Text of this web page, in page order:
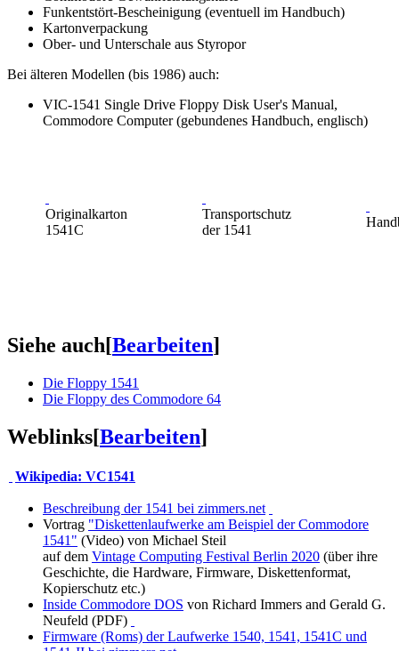
Funkentstört-Bescheinigung (eventuell im Handbuch)
Kartonverpackung
Ober- und Unterschale aus Styropor
Bei älteren Modellen (bis 1986) auch:
VIC-1541 Single Drive Floppy Disk User's Manual,
Commodore Computer (gebundenes Handbuch, englisch)
Originalkarton
1541C
Transportschutz
der 1541
Siehe auch[Bearbeiten]
Die Floppy 1541
Die Floppy des Commodore 64
Weblinks[Bearbeiten]
Wikipedia: VC1541
Beschreibung der 1541 bei zimmers.net
Vortrag "Diskettenlaufwerke am Beispiel der Commodore
1541" (Video) von Michael Steil
auf dem Vintage Computing Festival Berlin 2020 (über ihre
Geschichte, die Hardware, Firmware, Diskettenformat,
Kopierschutz etc.)
Inside Commodore DOS von Richard Immers and Gerald G.
Neufeld (PDF)
Firmware (Roms) der Laufwerke 1540, 1541, 1541C und